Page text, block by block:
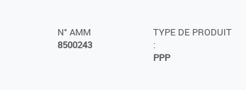
N° AMM
8500243
TYPE DE PRODUIT
:
PPP